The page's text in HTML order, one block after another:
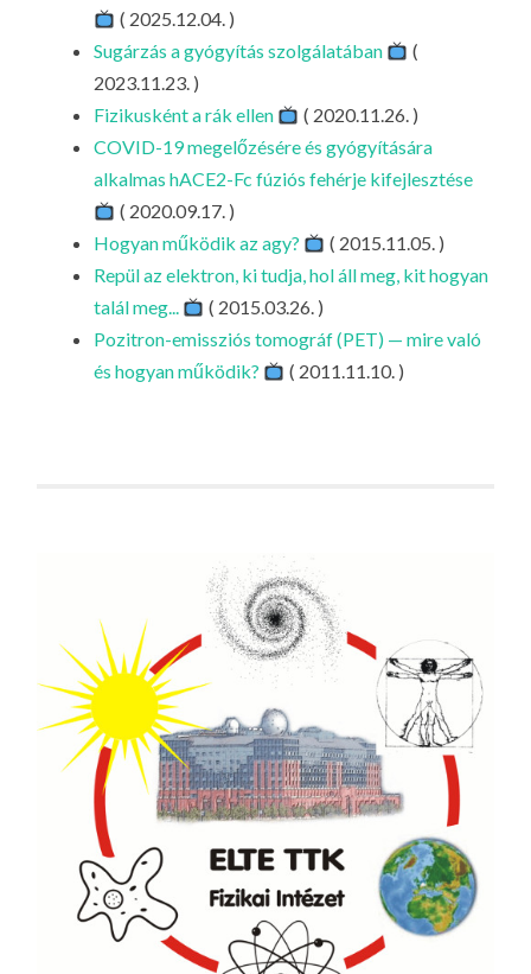
G
KI
G
( 2025.12.04. )
Sugárzás a gyógyítás szolgálatában
(
2023.11.23. )
Fizikusként a rák ellen
( 2020.11.26. )
COVID-19 megelőzésére és gyógyítására
alkalmas hACE2-Fc fúziós fehérje kifejlesztése
( 2020.09.17. )
Hogyan működik az agy?
( 2015.11.05. )
Repül az elektron, ki tudja, hol áll meg, kit hogyan
talál meg...
( 2015.03.26. )
Pozitron-emissziós tomográf (PET) — mire való
és hogyan működik?
( 2011.11.10. )